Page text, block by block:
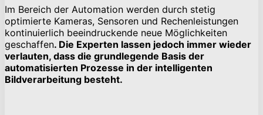
Im Bereich der Automation werden durch stetig
optimierte Kameras, Sensoren und Rechenleistungen
kontinuierlich beeindruckende neue Möglichkeiten
geschaffen. Die Experten lassen jedoch immer wieder
verlauten, dass die grundlegende Basis der
automatisierten Prozesse in der intelligenten
Bildverarbeitung besteht.